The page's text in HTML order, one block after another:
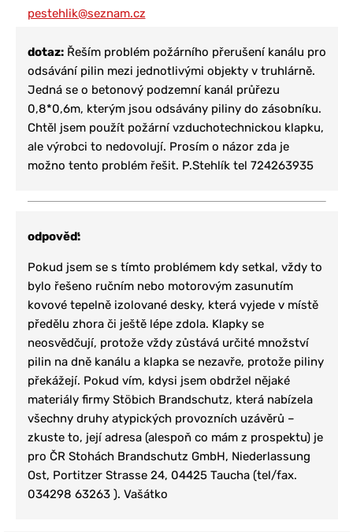
pestehlik@seznam.cz
dotaz:Řeším problém požárního přerušení kanálu pro
odsávání pilin mezi jednotlivými objekty v truhlárně.
Jedná se o betonový podzemní kanál průřezu
0,8*0,6m, kterým jsou odsávány piliny do zásobníku.
Chtěl jsem použít požární vzduchotechnickou klapku,
ale výrobci to nedovolují. Prosím o názor zda je
možno tento problém řešit. P.Stehlík tel 724263935
odpověď:
Pokud jsem se s tímto problémem kdy setkal, vždy to
bylo řešeno ručním nebo motorovým zasunutím
kovové tepelně izolované desky, která vyjede v místě
předělu zhora či ještě lépe zdola. Klapky se
neosvědčují, protože vždy zůstává určité množství
pilin na dně kanálu a klapka se nezavře, protože piliny
překážejí. Pokud vím, kdysi jsem obdržel nějaké
materiály firmy Stöbich Brandschutz, která nabízela
všechny druhy atypických provozních uzávěrů –
zkuste to, její adresa (alespoň co mám z prospektu) je
pro ČR Stohách Brandschutz GmbH, Niederlassung
Ost, Portitzer Strasse 24, 04425 Taucha (tel/fax.
034298 63263 ). Vašátko